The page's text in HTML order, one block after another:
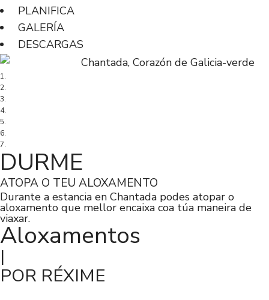
PLANIFICA
GALERÍA
DESCARGAS
DURME
ATOPA O TEU ALOXAMENTO
Durante a estancia en Chantada podes atopar o
aloxamento que mellor encaixa coa túa maneira de
viaxar.
Aloxamentos
|
POR RÉXIME